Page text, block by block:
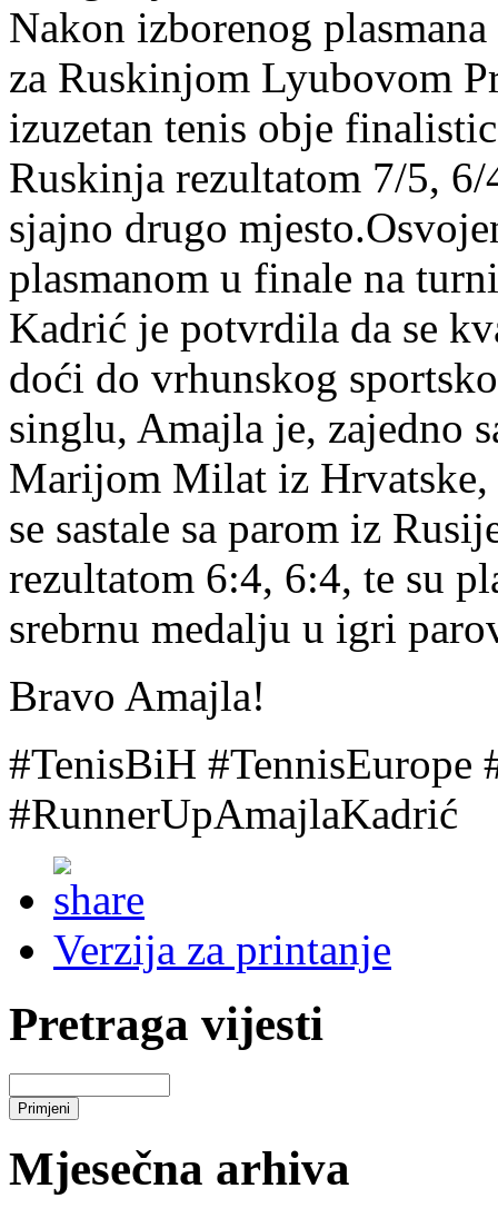
Nakon izborenog
za Ruskinjom Lyubovom
izuzetan tenis obje
Ruskinja rezultatom 7/5,
sjajno drugo
plasmanom u finale na
Kadrić je potvrdila da se
doći do vrhunskog
singlu, Amajla je, zajedno
Marijom Milat iz
se sastale sa parom iz
rezultatom 6:4, 6:4, te su
srebrnu medalju u igri
Bravo Amajla!
#TenisBiH #TennisEurope
#RunnerUpAmajlaKadrić
Verzija za printanje
Pretraga vijesti
Mjesečna arhiva